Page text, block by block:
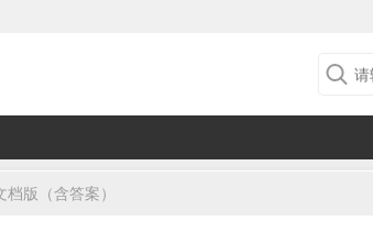
版（含答案）